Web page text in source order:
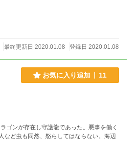
最終更新日 2020.01.08 登録日 2020.01.08
お気に入り追加 11
ゴンが存在し守護龍であった。悪事を働く
など虫も同然、怒らしてはならない。海辺